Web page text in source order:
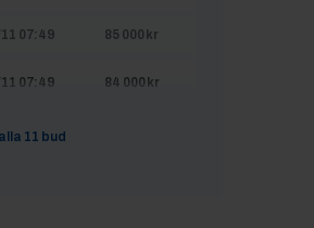
07:49 85 000 kr
07:49 84 000 kr
11 07:49
11 bud